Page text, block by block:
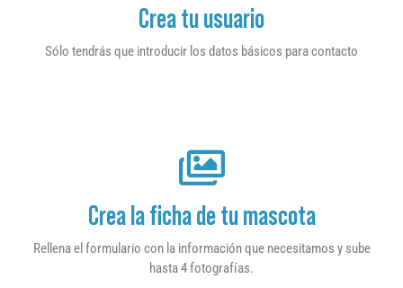
Crea tu usuario
Sólo tendrás que introducir los datos básicos para contacto
Crea la ficha de tu mascota
Rellena el formulario con la información que necesitamos y sube
hasta 4 fotografías.